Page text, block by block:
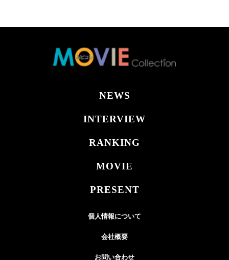
NEWS
INTERVIEW
RANKING
MOVIE
PRESENT
個人情報について
会社概要
お問い合わせ